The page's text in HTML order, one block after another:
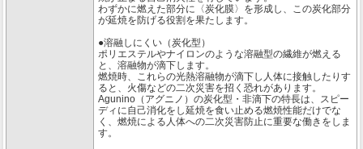
わずかに燃えた部分に〈炭化膜〉を形成し、この炭化部分
が延焼を防げる役割を果たします。
●溶融しにくい（炭化型）
ポリエステルやナイロンのような溶融型の繊維が燃える
と、溶融物が滴下します。
燃焼時、これらの光熱溶融物が滴下し人体に接触したりす
ると、火傷などの二次災害を招く恐れがあります。
Agunino（アグニノ）の炭化型・非滴下の特長は、スピー
ディに自己消化をし延焼を食い止める燃焼性能だけでな
く、燃焼による人体への二次災害防止に重要な働きをしま
す。